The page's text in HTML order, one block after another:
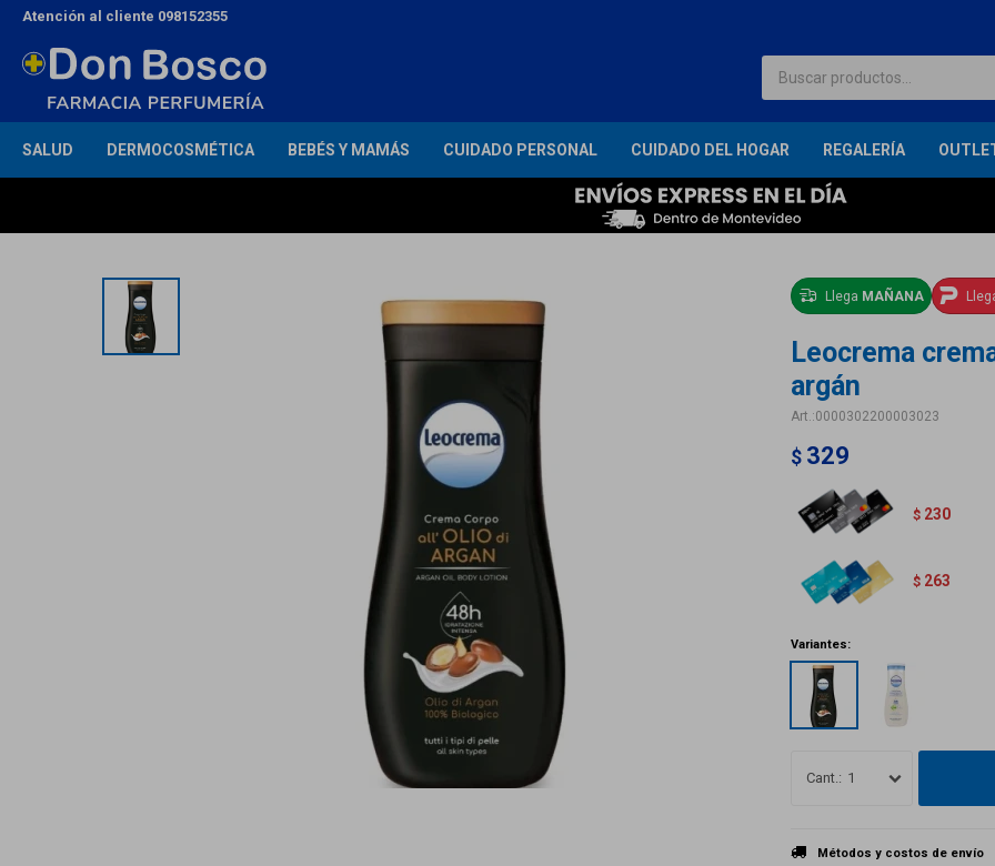
SALUD DERMOCOSMÉTICA BEBÉS Y MAMÁS CUIDADO PERSONAL CUIDADO DEL HOGAR REGALERÍA
Atención al cliente 098152355
Llega MAÑANA
Leocrema
argán
0000302200003023
$ 329
$ 230
$ 263
Variantes:
1
Métodos y costos de envío